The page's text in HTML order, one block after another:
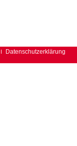
Datenschutzerklärung